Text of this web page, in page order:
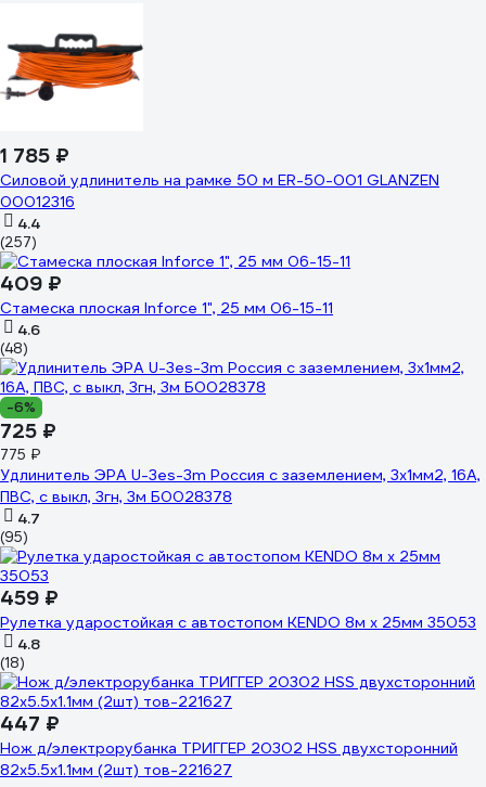
1 785 ₽
Силовой удлинитель на рамке 50 м ER-50-001 GLANZEN
00012316
4.4
(257)
409 ₽
Стамеска плоская Inforce 1", 25 мм 06-15-11
4.6
(48)
-6%
725 ₽
775 ₽
Удлинитель ЭРА U-3es-3m Россия с заземлением, 3x1мм2, 16A,
ПВС, с выкл, 3гн, 3м Б0028378
4.7
(95)
459 ₽
Рулетка ударостойкая с автостопом KENDO 8м х 25мм 35053
4.8
(18)
447 ₽
Нож д/электрорубанка ТРИГГЕР 20302 HSS двухсторонний
82х5.5х1.1мм (2шт) тов-221627